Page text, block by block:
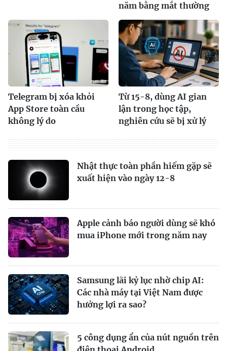
năm bằng mắt thường
Telegram bị xóa khỏi
App Store toàn cầu
không lý do
Từ 15-8, dùng AI gian
lận trong học tập,
nghiên cứu sẽ bị xử lý
Nhật thực toàn phần hiếm gặp sẽ
xuất hiện vào ngày 12-8
Apple cảnh báo người dùng sẽ khó
mua iPhone mới trong năm nay
Samsung lãi kỷ lục nhờ chip AI:
Các nhà máy tại Việt Nam được
hưởng lợi ra sao?
5 công dụng ẩn của nút nguồn trên